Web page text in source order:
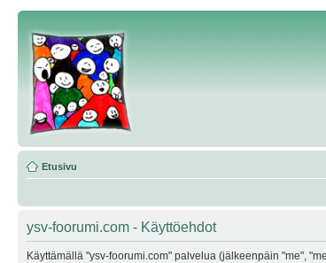
Etusivu
ysv-foorumi.com - Käyttöehdot
Käyttämällä "ysv-foorumi.com" palvelua (jälkeenpäin "me",